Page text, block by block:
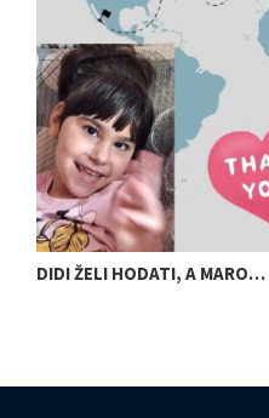
DIDI ŽELI HODATI, A MARO…